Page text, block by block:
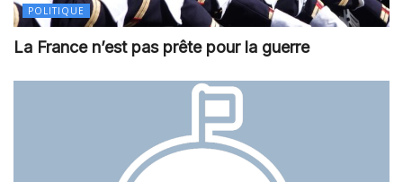
POLITIQUE
La France n’est pas prête pour la guerre